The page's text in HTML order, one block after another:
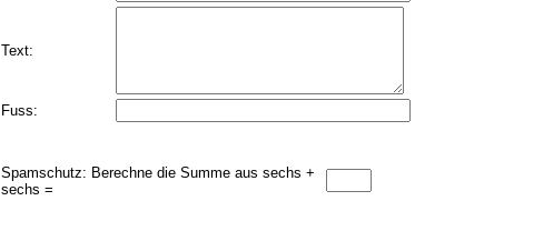
Text:
Fuss:
Spamschutz: Berechne die Summe aus sechs +
sechs =